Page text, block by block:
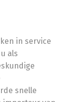
in service
als
snelle